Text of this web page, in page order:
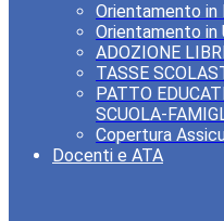
Orientamento in
Orientamento in
ADOZIONE
TASSE
PATTO
SCUOLA-
Copertura
Docenti e ATA